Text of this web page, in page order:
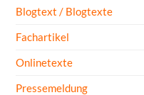
Blogtext / Blogtexte
Fachartikel
Onlinetexte
Pressemeldung